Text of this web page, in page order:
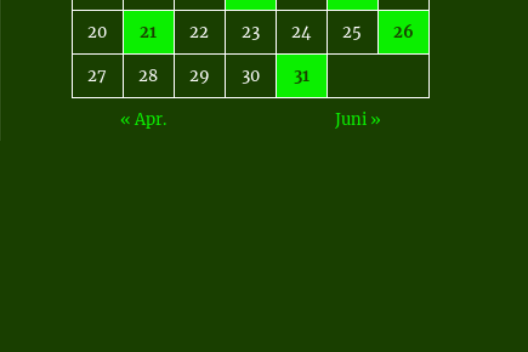
20 21 22 23 24 25 26
27 28 29 30 31
« Apr. Juni »